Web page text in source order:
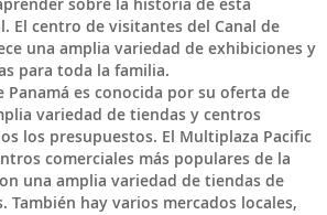
El centro de visitantes del Canal de
una amplia variedad de exhibiciones y
para toda la familia.
Panamá es conocida por su oferta de
variedad de tiendas y centros
los presupuestos. El Multiplaza Pacific
comerciales más populares de la
una amplia variedad de tiendas de
También hay varios mercados locales,